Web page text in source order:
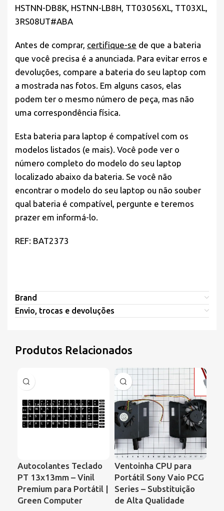
HSTNN-DB8K, HSTNN-LB8H, TT03056XL, TT03XL,
3RS08UT#ABA
Antes de comprar, certifique-se de que a bateria
que você precisa é a anunciada. Para evitar erros e
devoluções, compare a bateria do seu laptop com
a mostrada nas fotos. Em alguns casos, elas
podem ter o mesmo número de peça, mas não
uma correspondência física.
Esta bateria para laptop é compatível com os
modelos listados (e mais). Você pode ver o
número completo do modelo do seu laptop
localizado abaixo da bateria. Se você não
encontrar o modelo do seu laptop ou não souber
qual bateria é compatível, pergunte e teremos
prazer em informá-lo.
REF: BAT2373
Brand
Envio, trocas e devoluções
Produtos Relacionados
Autocolantes Teclado
PT 13x13mm – Vinil
Premium para Portátil |
Green Computer
Ventoinha CPU para
Portátil Sony Vaio PCG
Series – Substituição
de Alta Qualidade